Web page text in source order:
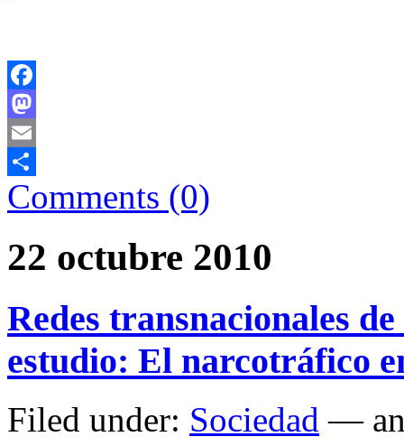
Facebook
Mastodon
Email
Comparteix
Comments (0)
22 octubre 2010
Redes transnacionales
estudio: El narcotráfico
Filed under: Sociedad —